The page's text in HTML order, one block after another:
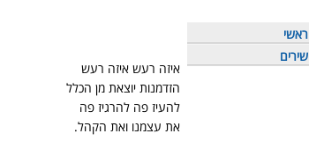
ראשי
שירים
איזה רעש איזה רעש
הזדמנות יוצאת מן הכלל
להעיז פה להרגיז פה
את עצמנו ואת הקהל.